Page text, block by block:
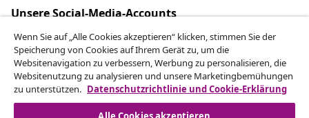
Unsere Social-Media-Accounts
Kundenservice
Wenn Sie auf „Alle Cookies akzeptieren“ klicken, stimmen Sie der
Speicherung von Cookies auf Ihrem Gerät zu, um die
Websitenavigation zu verbessern, Werbung zu personalisieren, die
Websitenutzung zu analysieren und unsere Marketingbemühungen
zu unterstützen. Datenschutzrichtlinie und Cookie-Erklärung